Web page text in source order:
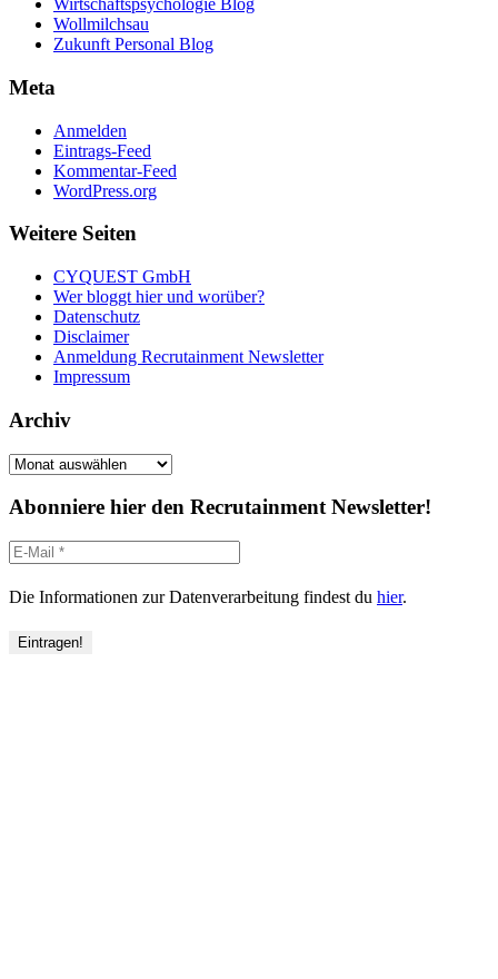
Wirtschaftspsychologie Blog
Wollmilchsau
Zukunft Personal Blog
Meta
Anmelden
Eintrags-Feed
Kommentar-Feed
WordPress.org
Weitere Seiten
CYQUEST GmbH
Wer bloggt hier und worüber?
Datenschutz
Disclaimer
Anmeldung Recrutainment Newsletter
Impressum
Archiv
Archiv
Abonniere hier den Recrutainment Newsletter!
Die Informationen zur Datenverarbeitung findest du hier.